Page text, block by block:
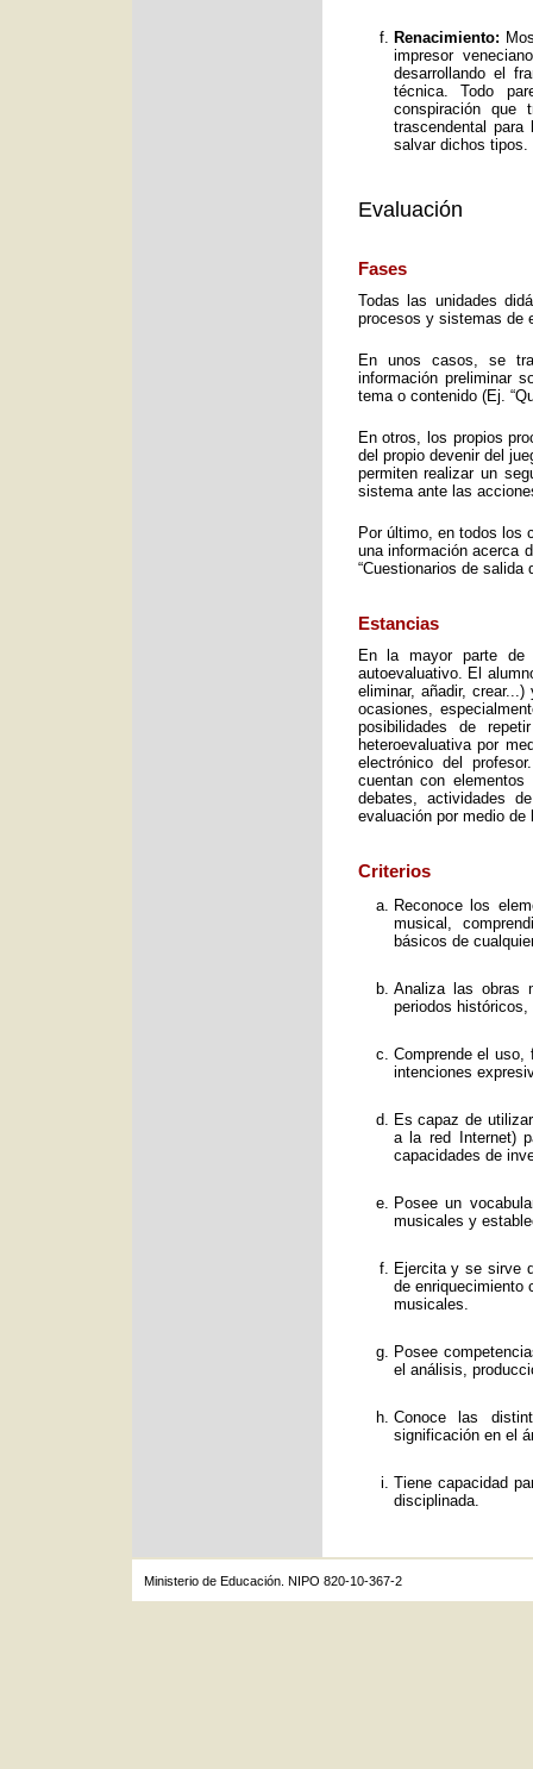
Renacimiento:
impresor
desarrollando el
técnica. Todo
conspiración
trascendental
salvar dichos tipos.
Evaluación
Fases
Todas las unidades
procesos y sistemas de
En unos casos, se
información preliminar
tema o contenido (Ej.
En otros, los propios
del propio devenir del
permiten realizar un
sistema ante las
Por último, en todos los
una información acerca
“Cuestionarios de salida
Estancias
En la mayor parte de
autoevaluativo. El
eliminar, añadir,
ocasiones,
posibilidades de
heteroevaluativa por
electrónico del
cuentan con
debates, actividades
evaluación por medio
Criterios
Reconoce los
musical,
básicos de
Analiza las obras
periodos
Comprende el
intenciones
Es capaz de
a la red Internet)
capacidades de
Posee un
musicales y
Ejercita y se sirve
de enriquecimiento
musicales.
Posee
el análisis,
Conoce las
significación en el
Tiene capacidad
disciplinada.
Ministerio de Educación. NIPO 820-10-367-2